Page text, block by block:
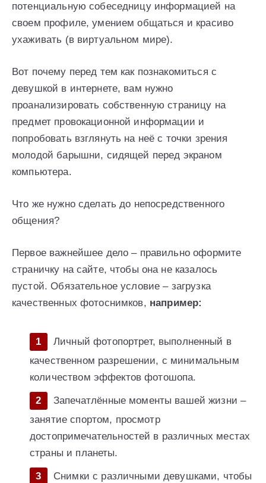
потенциальную собеседницу информацией на
своем профиле, умением общаться и красиво
ухаживать (в виртуальном мире).
Вот почему перед тем как познакомиться с
девушкой в интернете, вам нужно
проанализировать собственную страницу на
предмет провокационной информации и
попробовать взглянуть на неё с точки зрения
молодой барышни, сидящей перед экраном
компьютера.
Что же нужно сделать до непосредственного
общения?
Первое важнейшее дело – правильно оформите
страничку на сайте, чтобы она не казалось
пустой. Обязательное условие – загрузка
качественных фотоснимков, например:
Личный фотопортрет, выполненный в
качественном разрешении, с минимальным
количеством эффектов фотошопа.
Запечатлённые моменты вашей жизни –
занятие спортом, просмотр
достопримечательностей в различных местах
страны и планеты.
Снимки с различными девушками, чтобы